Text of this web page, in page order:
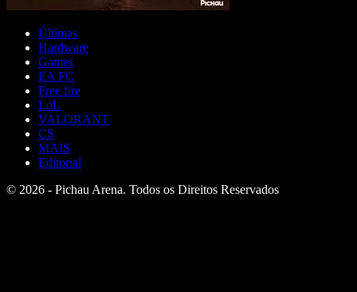
Últimas
Hardware
Games
EA FC
Free fire
LoL
VALORANT
CS
MAIS
Editorial
© 2026 - Pichau Arena. Todos os Direitos Reservados